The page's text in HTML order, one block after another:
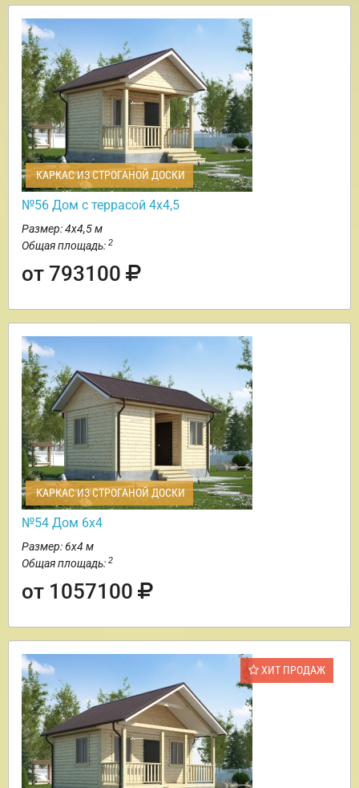
КАРКАС ИЗ СТРОГАНОЙ ДОСКИ
№56 Дом с террасой 4х4,5
Размер: 4х4,5 м
Общая площадь: 2
от 793100
КАРКАС ИЗ СТРОГАНОЙ ДОСКИ
№54 Дом 6х4
Размер: 6х4 м
Общая площадь: 2
от 1057100
ХИТ ПРОДАЖ